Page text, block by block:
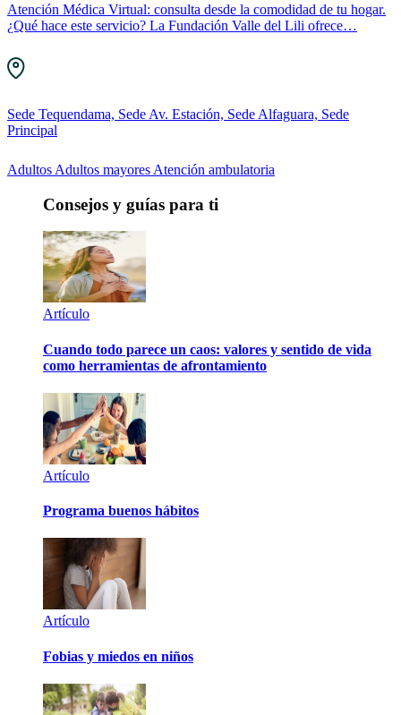
Atención Médica Virtual: consulta desde la comodidad de tu hogar.
¿Qué hace este servicio? La Fundación Valle del Lili ofrece…
Sede Tequendama, Sede Av. Estación, Sede Alfaguara, Sede
Principal
Adultos Adultos mayores Atención ambulatoria
Consejos y guías para ti
Artículo
Cuando todo parece un caos: valores y sentido de vida
como herramientas de afrontamiento
Artículo
Programa buenos hábitos
Artículo
Fobias y miedos en niños